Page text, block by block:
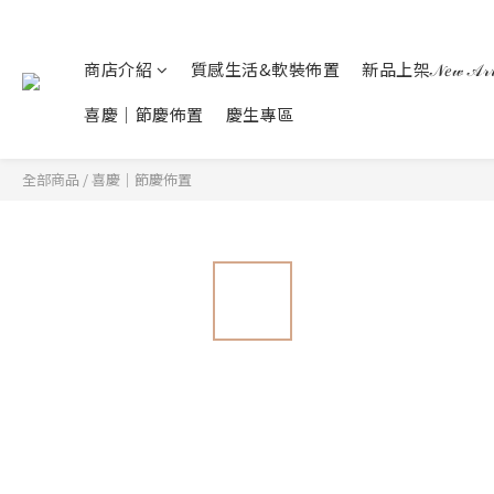
商店介紹 質感生活&軟裝佈置
新品上架𝒩𝑒𝓌
喜慶｜節慶佈置
慶生專區
全部商品 /喜慶｜節慶佈置